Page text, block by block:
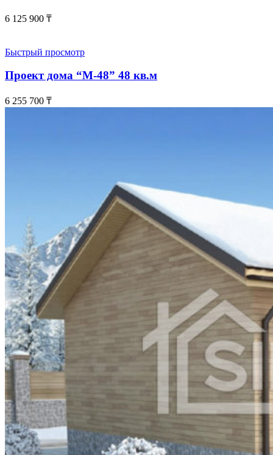
6 125 900 ₸
Быстрый просмотр
Проект дома “М-48” 48 кв.м
6 255 700 ₸